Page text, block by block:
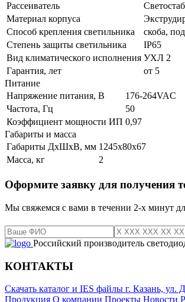
Рассеиватель
Материал корпуса
Способ крепления светильника
скоба,
Степень защиты светильника
IP65
Вид климатического исполнения УХЛ 2
Гарантия, лет
от 5
Питание
Напряжение питания, В
176-264VAC
Частота, Гц
50
Коэффициент мощности ИП 0,97
Габариты и масса
Габариты ДхШхВ, мм 1245х80х67
Масса, кг
2
Оформите заявку для получения
Мы свяжемся с вами в течении 2-х минут
Российский производитель
КОНТАКТЫ
Скачать каталог и IES файлы г. Казань, ул.
Продукция О компании Проекты Новости